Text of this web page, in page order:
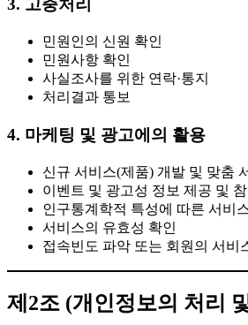
3. 고충처리
민원인의 신원 확인
민원사항 확인
사실조사를 위한 연락·통지
처리결과 통보
4. 마케팅 및 광고에의 활용
신규 서비스(제품) 개발 및 맞춤
이벤트 및 광고성 정보 제공 및
인구통계학적 특성에 따른 서비
서비스의 유효성 확인
접속빈도 파악 또는 회원의 서비
제2조 (개인정보의 처리